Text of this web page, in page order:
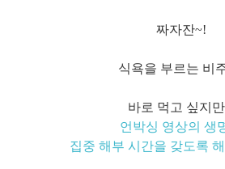
짜자잔~!
식욕을 부르는 비
바로 먹고 싶지
언박싱 영상의 생
집중 해부 시간을 갖도록